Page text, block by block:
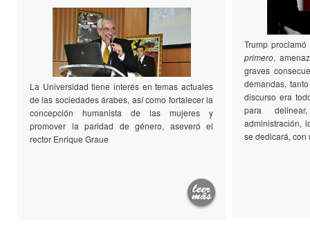
La Universidad tiene interés en temas actuales
de las sociedades árabes, así como fortalecer la
concepción humanista de las mujeres y
promover la paridad de género, aseveró el
rector Enrique Graue
Trump
primero,
graves
demandas,
discurso era
para
administración,
se dedicará, con